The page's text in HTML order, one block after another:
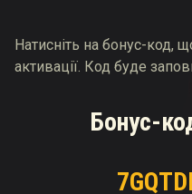
Натисніть на бонус-код,
активації. Код буде
Бонус-